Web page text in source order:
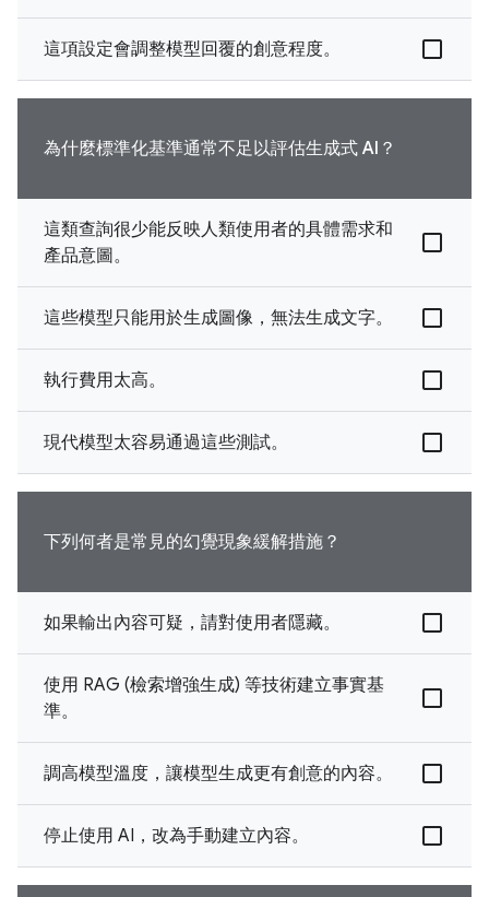
這項設定會調整模型回覆的創意程度。
為什麼標準化基準通常不足以評估生成式 AI？
這類查詢很少能反映人類使用者的具體需求和
產品意圖。
這些模型只能用於生成圖像，無法生成文字。
執行費用太高。
現代模型太容易通過這些測試。
下列何者是常見的幻覺現象緩解措施？
如果輸出內容可疑，請對使用者隱藏。
使用 RAG (檢索增強生成) 等技術建立事實基
準。
調高模型溫度，讓模型生成更有創意的內容。
停止使用 AI，改為手動建立內容。